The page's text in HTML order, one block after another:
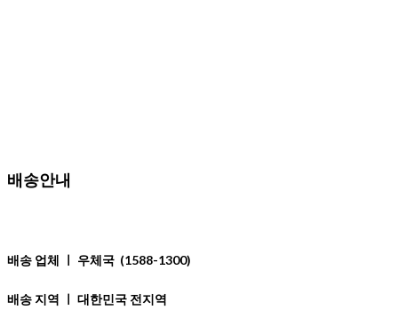
배송안내
배송 업체 ㅣ 우체국 (1588-1300)
배송 지역 ㅣ 대한민국 전지역